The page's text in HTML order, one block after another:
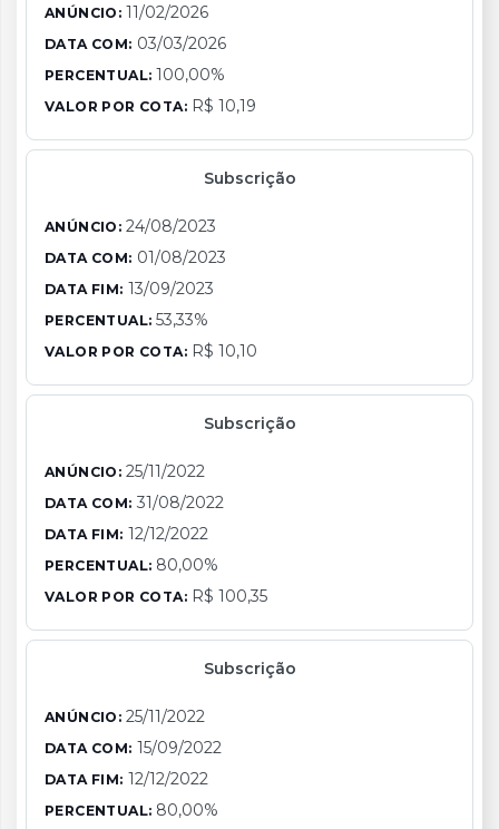
ANÚNCIO: 11/02/2026
DATA COM: 03/03/2026
PERCENTUAL: 100,00%
VALOR POR COTA: R$ 10,19
Subscrição
ANÚNCIO: 24/08/2023
DATA COM: 01/08/2023
DATA FIM: 13/09/2023
PERCENTUAL: 53,33%
VALOR POR COTA: R$ 10,10
Subscrição
ANÚNCIO: 25/11/2022
DATA COM: 31/08/2022
DATA FIM: 12/12/2022
PERCENTUAL: 80,00%
VALOR POR COTA: R$ 100,35
Subscrição
ANÚNCIO: 25/11/2022
DATA COM: 15/09/2022
DATA FIM: 12/12/2022
PERCENTUAL: 80,00%